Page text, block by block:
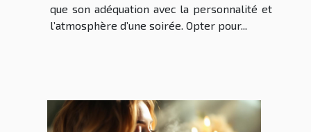
que son adéquation avec la personnalité et
l’atmosphère d’une soirée. Opter pour...